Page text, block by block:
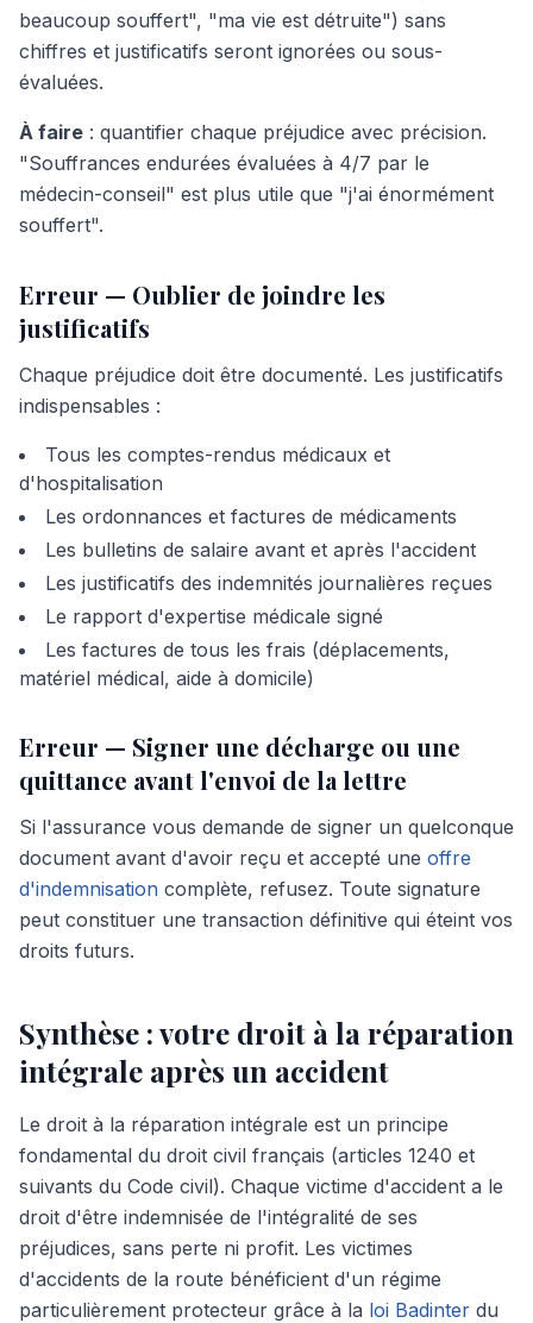
beaucoup souffert", "ma vie est détruite") sans
chiffres et justificatifs seront ignorées ou sous-
évaluées.
À faire : quantifier chaque préjudice avec précision.
"Souffrances endurées évaluées à 4/7 par le
médecin-conseil" est plus utile que "j'ai énormément
souffert".
Erreur — Oublier de joindre les
justificatifs
Chaque préjudice doit être documenté. Les justificatifs
indispensables :
Tous les comptes-rendus médicaux et
d'hospitalisation
Les ordonnances et factures de médicaments
Les bulletins de salaire avant et après l'accident
Les justificatifs des indemnités journalières reçues
Le rapport d'expertise médicale signé
Les factures de tous les frais (déplacements,
matériel médical, aide à domicile)
Erreur — Signer une décharge ou une
quittance avant l'envoi de la lettre
Si l'assurance vous demande de signer un quelconque
document avant d'avoir reçu et accepté une offre
d'indemnisation complète, refusez. Toute signature
peut constituer une transaction définitive qui éteint vos
droits futurs.
Synthèse : votre droit à la réparation
intégrale après un accident
Le droit à la réparation intégrale est un principe
fondamental du droit civil français (articles 1240 et
suivants du Code civil). Chaque victime d'accident a le
droit d'être indemnisée de l'intégralité de ses
préjudices, sans perte ni profit. Les victimes
d'accidents de la route bénéficient d'un régime
particulièrement protecteur grâce à la loi Badinter du